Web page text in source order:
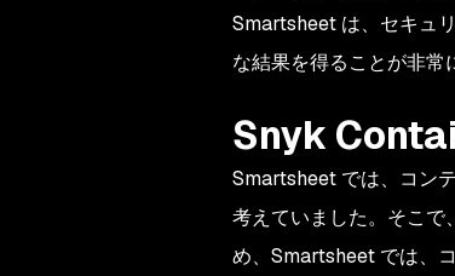
Smartsheet は、セキュ
な結果を得ることが非常
Snyk
Smartsheet では、コン
考えていました。そこで、
め、Smartsheet では、